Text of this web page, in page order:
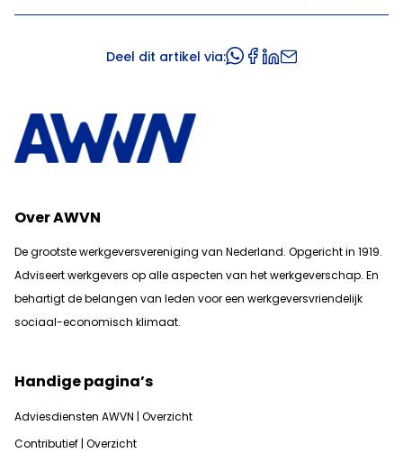
Deel dit artikel via:
Over AWVN
De grootste werkgeversvereniging van Nederland. Opgericht in 1919.
Adviseert werkgevers op alle aspecten van het werkgeverschap. En
behartigt de belangen van leden voor een werkgeversvriendelijk
sociaal-economisch klimaat.
Handige pagina’s
Adviesdiensten AWVN | Overzicht
Contributief | Overzicht